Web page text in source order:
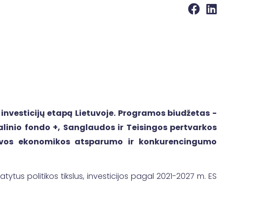
etapą Lietuvoje. Programos biudžetas -
fondo +, Sanglaudos ir Teisingos pertvarkos
ekonomikos atsparumo ir konkurencingumo
politikos tikslus, investicijos pagal 2021-2027 m. ES